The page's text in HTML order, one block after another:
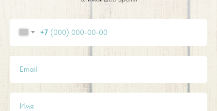
+7
Email
Имя